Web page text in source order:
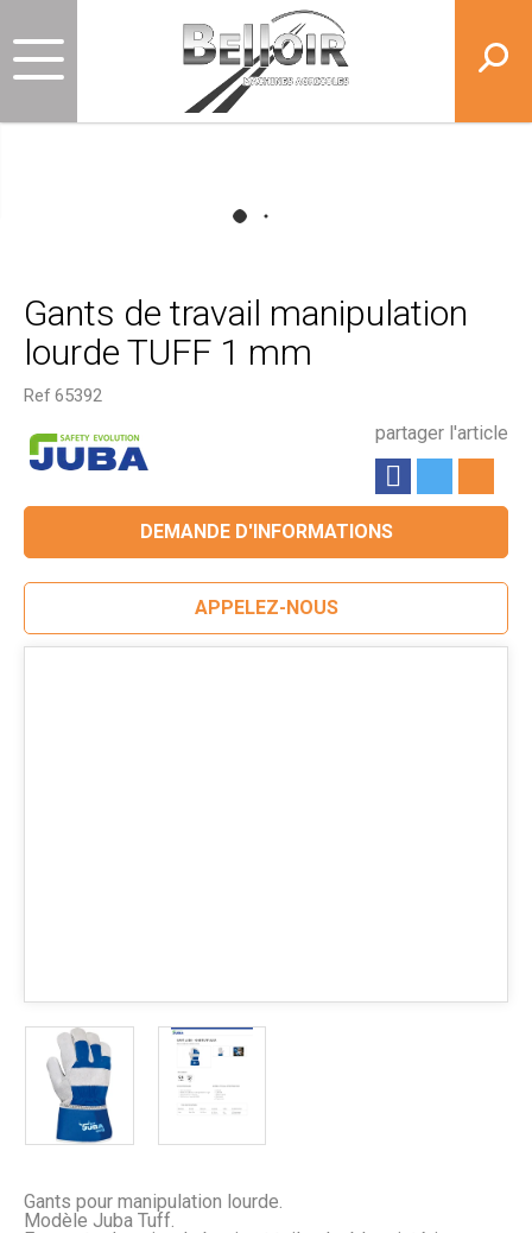
Gants de travail manipulation
lourde TUFF 1 mm
Ref65392
partager l'article
Gants pour manipulation lourde.
Modèle Juba Tuff.
DEMANDE D'INFORMATIONS
APPELEZ-NOUS